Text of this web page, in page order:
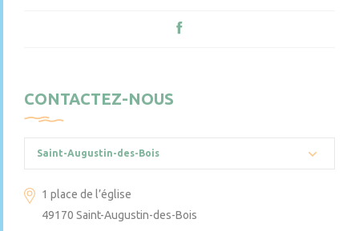
CONTACTEZ-NOUS
Saint-Augustin-des-Bois
1 place de l’église
49170 Saint-Augustin-des-Bois